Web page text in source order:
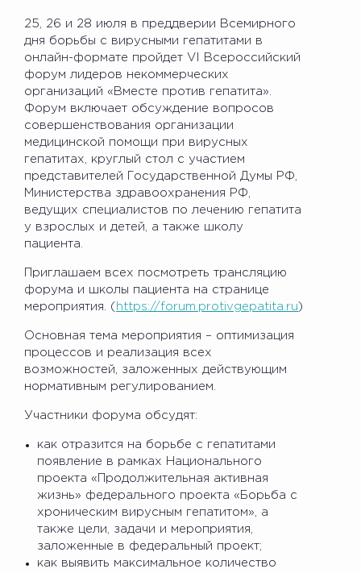
25, 26 и 28 июля в преддверии Всемирного
дня борьбы с вирусными гепатитами в
онлайн-формате пройдет VI Всероссийский
форум лидеров некоммерческих
организаций «Вместе против гепатита».
Форум включает обсуждение вопросов
совершенствования организации
медицинской помощи при вирусных
гепатитах, круглый стол с участием
представителей Государственной Думы РФ,
Министерства здравоохранения РФ,
ведущих специалистов по лечению гепатита
у взрослых и детей, а также школу
пациента.
Приглашаем всех посмотреть трансляцию
форума и школы пациента на странице
мероприятия. ( https://forum.protivgepatita.ru)
Основная тема мероприятия – оптимизация
процессов и реализация всех
возможностей, заложенных действующим
нормативным регулированием.
Участники форума обсудят:
как отразится на борьбе с гепатитами
появление в рамках Национального
проекта «Продолжительная активная
жизнь» федерального проекта «Борьба с
хроническим вирусным гепатитом», а
также цели, задачи и мероприятия,
заложенные в федеральный проект;
как выявить максимальное количество